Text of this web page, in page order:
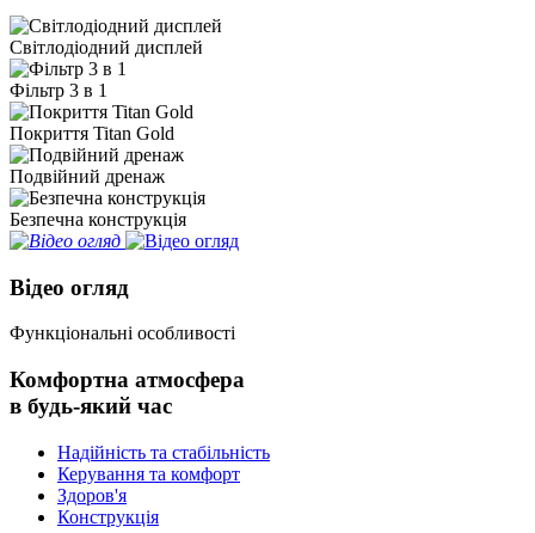
Світлодіодний дисплей
Фільтр 3 в 1
Покриття Titan Gold
Подвійний дренаж
Безпечна конструкція
Відео огляд
Функціональні особливості
Комфортна атмосфера
в будь-який час
Надійність та стабільність
Керування та комфорт
Здоров'я
Конструкція